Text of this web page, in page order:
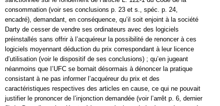
consommation (voir ses conclusions p. 23 et s., spéc. p. 24,
encadré), demandant, en conséquence, qu’il soit enjoint à la société
Darty de cesser de vendre ses ordinateurs avec des logiciels
préinstallés sans offrir à l’acquéreur la possibilité de renoncer à ces
logiciels moyennant déduction du prix correspondant à leur licence
d’utilisation (voir le dispositif de ses conclusions) ; qu’en jugeant
néanmoins que I’UFC se bornait désormais à dénoncer la pratique
consistant à ne pas informer l’acquéreur du prix et des
caractéristiques respectives des articles en cause, ce qui ne pouvait
justifier le prononcer de l’injonction demandée (voir l’arrêt p. 6, dernier